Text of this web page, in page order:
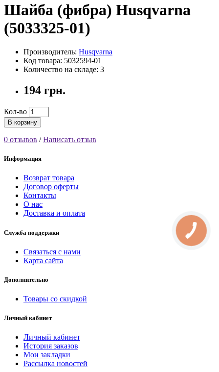
Шайба (фибра) Husqvarna
(5033325-01)
Производитель: Husqvarna
Код товара: 5032594-01
Количество на складе: 3
194 грн.
Кол-во
В корзину
0 отзывов /Написать отзыв
Информация
Возврат товара
Договор оферты
Контакты
О нас
Доставка и оплата
Служба поддержки
Связаться с нами
Карта сайта
Дополнительно
Товары со скидкой
Личный кабинет
Личный кабинет
История заказов
Мои закладки
Рассылка новостей